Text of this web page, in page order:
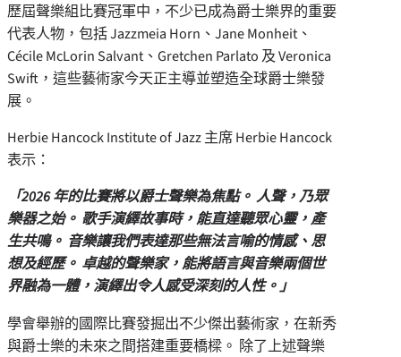
歷屆聲樂組比賽冠軍中，不少已成為爵士樂界的重要
代表人物，包括 Jazzmeia Horn、Jane Monheit、
Cécile McLorin Salvant、Gretchen Parlato 及 Veronica
Swift，這些藝術家今天正主導並塑造全球爵士樂發
展。
Herbie Hancock Institute of Jazz 主席 Herbie Hancock
表示：
「2026 年的比賽將以爵士聲樂為焦點。 人聲，乃眾
樂器之始。 歌手演繹故事時，能直達聽眾心靈，產
生共鳴。 音樂讓我們表達那些無法言喻的情感、思
想及經歷。 卓越的聲樂家，能將語言與音樂兩個世
界融為一體，演繹出令人感受深刻的人性。」
學會舉辦的國際比賽發掘出不少傑出藝術家，在新秀
與爵士樂的未來之間搭建重要橋樑。 除了上述聲樂